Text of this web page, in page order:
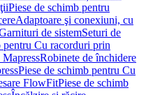
Piese de schimb pentru
Adaptoare şi conexiuni, cu
de sistemSeturi de
pentru Cu racorduri prin
Robinete de închidere
Piese de schimb pentru Cu
FlowFitPiese de schimb